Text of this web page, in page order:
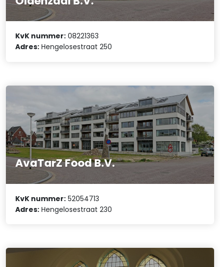
KvK nummer: 08221363
Adres: Hengelosestraat 250
AvaTarZ Food B.V.
KvK nummer: 52054713
Adres: Hengelosestraat 230